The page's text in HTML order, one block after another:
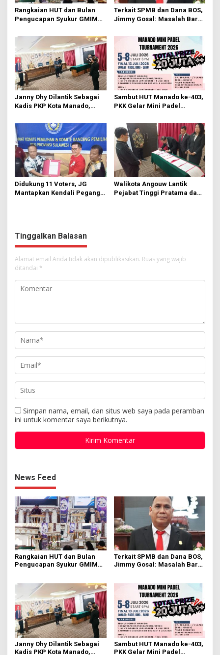
s
Rangkaian HUT dan Bulan
Pengucapan Syukur GMIM
Dimulai, Pandelaki:
Kemuliaan Hanya Bagi
Tuhan Yesus
Terkait SPMB dan Dana BOS,
Jimmy Gosal: Masalah Baru
Terulang
Janny Ohy Dilantik Sebagai
Kadis PKP Kota Manado,
Kinerja yang Baik
Sambut HUT Manado ke-403,
PKK Gelar Mini Padel
Didukung 11 Voters, JG
Mantapkan Kendali Pegang
Walikota Angouw Lantik
Pejabat Tinggi Pratama dan
Tinggalkan Balasan
Alamat email Anda tidak akan dipublikasikan. Ruas yang wajib
ditandai *
Simpan nama, email, dan situs web saya pada peramban
ini untuk komentar saya berikutnya.
News Feed
Rangkaian HUT dan Bulan
Pengucapan Syukur GMIM
Kemuliaan Hanya Bagi
Tuhan Yesus
Terkait SPMB dan Dana BOS,
Jimmy Gosal: Masalah Baru
Janny Ohy Dilantik Sebagai
Kadis PKP Kota Manado,
Sambut HUT Manado ke-403,
PKK Gelar Mini Padel